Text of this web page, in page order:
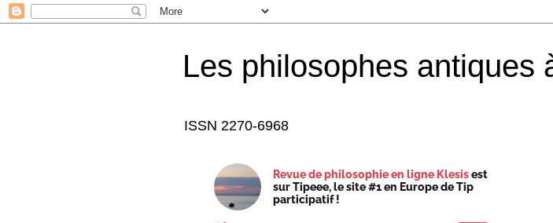
Les philosophes antiques
ISSN 2270-6968
Revue de philosophie en ligne Klesisest
sur Tipeee, le site #1 en Europe de Tip
participatif !